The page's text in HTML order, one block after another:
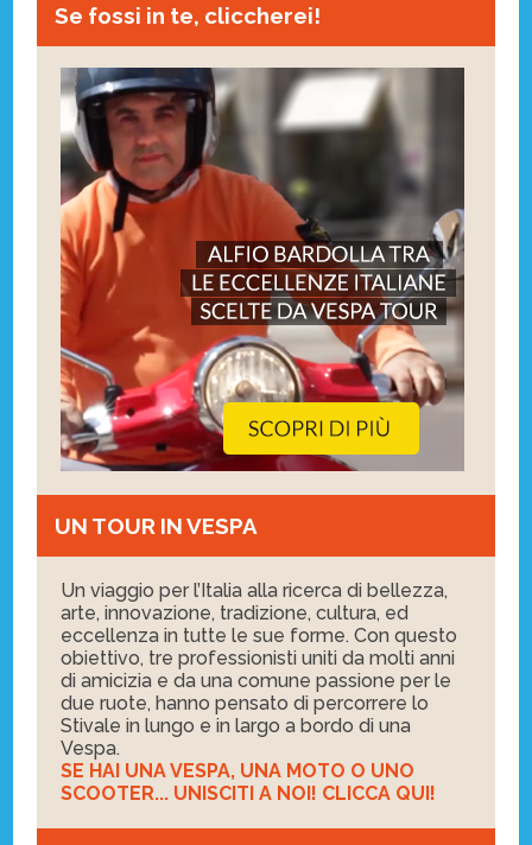
Se fossi in te, cliccherei!
UN TOUR IN VESPA
Un viaggio per l’Italia alla ricerca di bellezza,
arte, innovazione, tradizione, cultura, ed
eccellenza in tutte le sue forme. Con questo
obiettivo, tre professionisti uniti da molti anni
di amicizia e da una comune passione per le
due ruote, hanno pensato di percorrere lo
Stivale in lungo e in largo a bordo di una
Vespa.
SE HAI UNA VESPA, UNA MOTO O UNO
SCOOTER... UNISCITI A NOI! CLICCA QUI!